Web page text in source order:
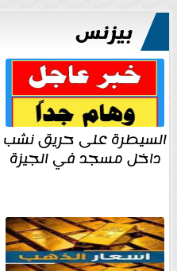
بيزنس
السيطرة على حريق نشب
داخل مسجد في الجيزة